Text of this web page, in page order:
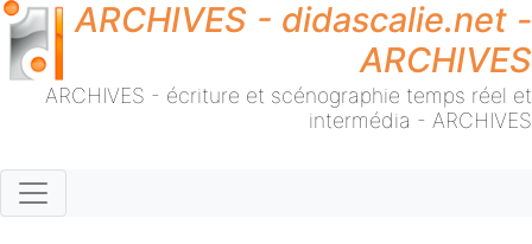
ARCHIVES - didascalie.net -
ARCHIVES
ARCHIVES - écriture et scénographie temps réel et
intermédia - ARCHIVES